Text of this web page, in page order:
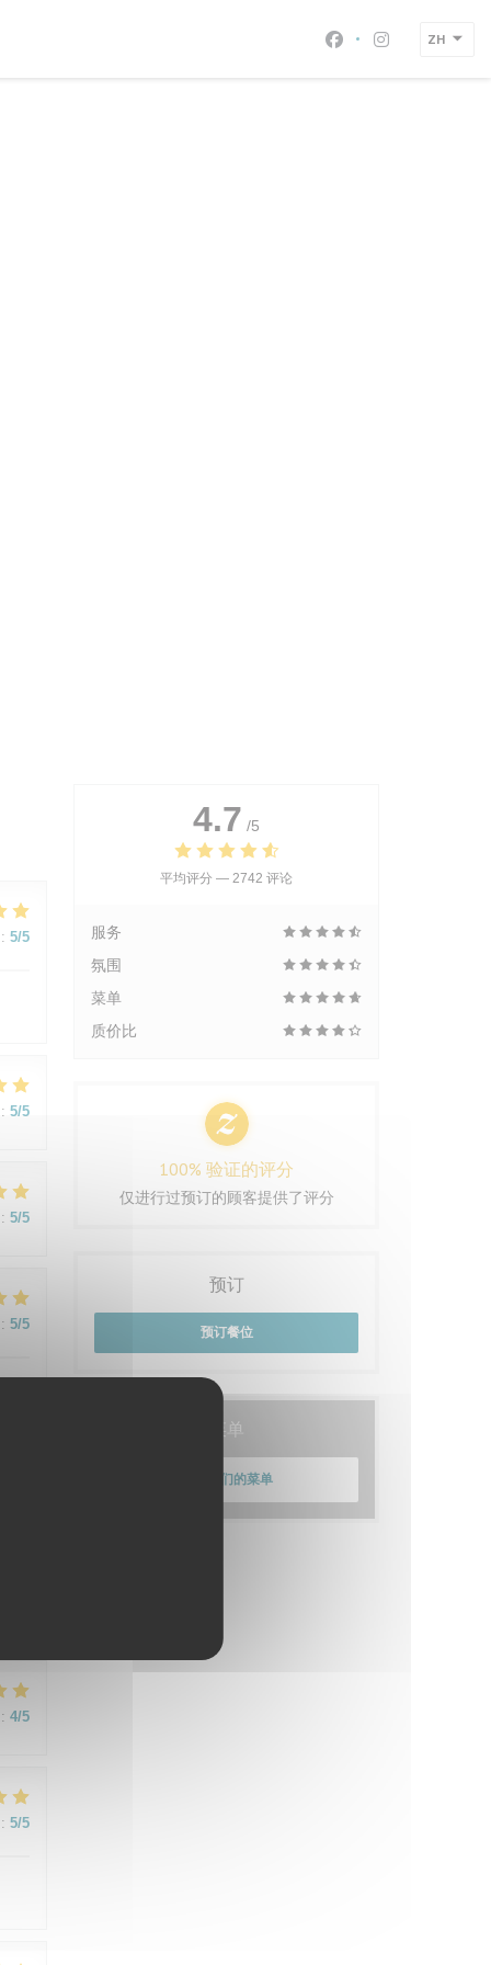
Facebook ((在新窗
Instagram ((
ZH
: 5/5
: 5/5
: 5/5
: 5/5
: 4/5
: 5/5
4.7 /5
平均评分 — 2742 评论
服务
氛围
菜单
质价比
100% 验证的评分
仅进行过预订的顾客提供了评分
预订
预订餐位
菜单
发现我们的菜单